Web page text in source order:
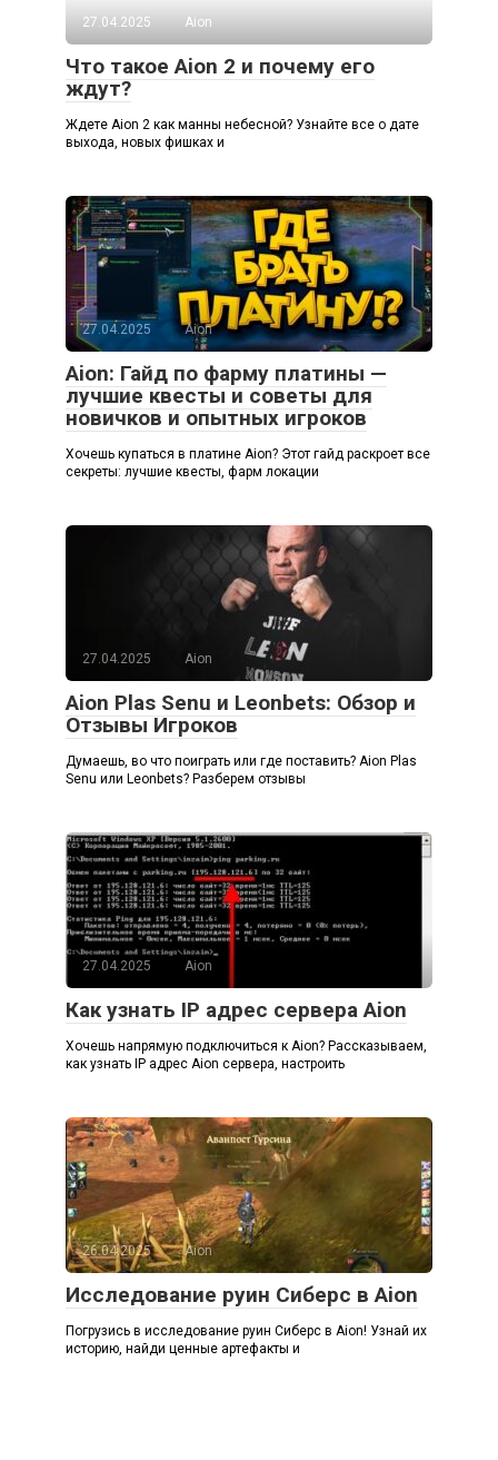
27.04.2025
Aion
Что такое Aion 2 и почему его
ждут?
Ждете Aion 2 как манны небесной? Узнайте все о дате
выхода, новых фишках и
27.04.2025 Aion
Aion: Гайд по фарму платины —
лучшие квесты и советы для
новичков и опытных игроков
Хочешь купаться в платине Aion? Этот гайд раскроет все
секреты: лучшие квесты, фарм локации
27.04.2025 Aion
Aion Plas Senu и Leonbets: Обзор и
Отзывы Игроков
Думаешь, во что поиграть или где поставить? Aion Plas
Senu или Leonbets? Разберем отзывы
27.04.2025 Aion
Как узнать IP адрес сервера Aion
Хочешь напрямую подключиться к Aion? Рассказываем,
как узнать IP адрес Aion сервера, настроить
26.04.2025 Aion
Исследование руин Сиберс в Aion
Погрузись в исследование руин Сиберс в Aion! Узнай их
историю, найди ценные артефакты и